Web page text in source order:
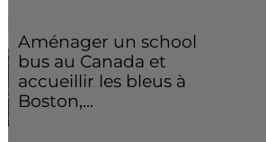
Aménager un school
bus au Canada et
accueillir les bleus à
Boston,...